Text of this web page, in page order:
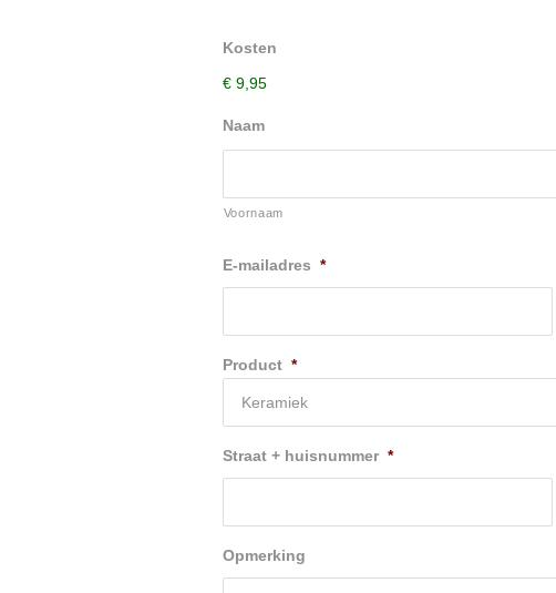
Kosten
€ 9,95
Naam
Voornaam
E-mailadres *
Product *
Straat + huisnummer *
Opmerking